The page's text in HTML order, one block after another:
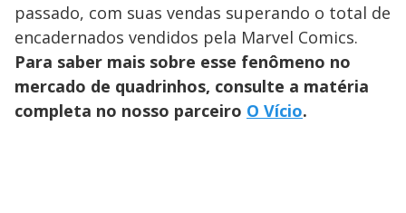
passado, com suas vendas superando o total de
encadernados vendidos pela Marvel Comics.
Para saber mais sobre esse fenômeno no
mercado de quadrinhos, consulte a matéria
completa no nosso parceiro O Vício.